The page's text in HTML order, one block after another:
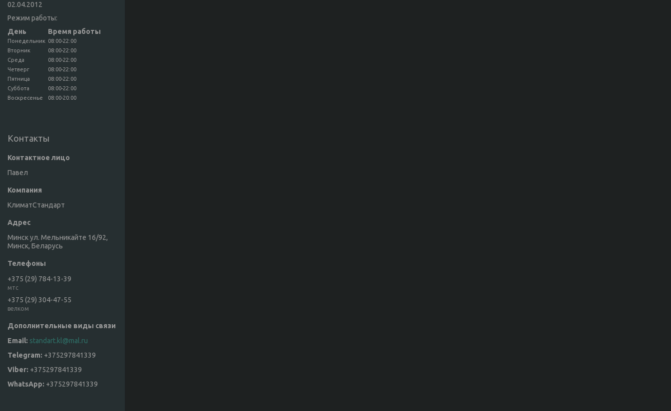
02.04.2012
Режим работы:
День
Время работы
Понедельник 08:00-22:00
Вторник
08:00-22:00
Среда
08:00-22:00
Четверг
08:00-22:00
Пятница
08:00-22:00
Суббота
08:00-22:00
Воскресенье
08:00-20:00
Контакты
Павел
КлиматСтандарт
Минск ул. Мельникайте 16/92,
Минск, Беларусь
+375 (29) 784-13-39
мтс
+375 (29) 304-47-55
велком
standart.kl@mal.ru
+375297841339
+375297841339
+375297841339